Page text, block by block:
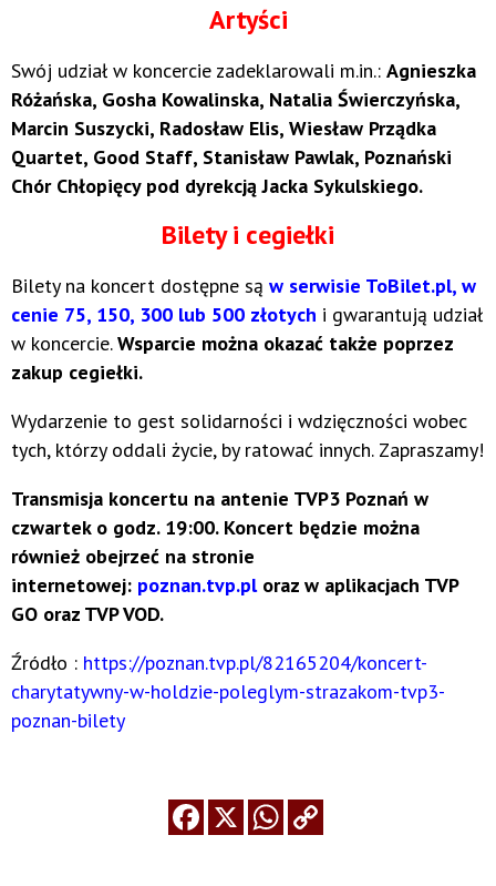
Artyści
Swój udział w koncercie zadeklarowali m.in.: Agnieszka
Różańska, Gosha Kowalinska, Natalia Świerczyńska,
Marcin Suszycki, Radosław Elis, Wiesław Prządka
Quartet, Good Staff, Stanisław Pawlak, Poznański
Chór Chłopięcy pod dyrekcją Jacka Sykulskiego.
Bilety i cegiełki
Bilety na koncert dostępne są w serwisie ToBilet.pl, w
cenie 75, 150, 300 lub 500 złotych i gwarantują udział
w koncercie.Wsparcie można okazać także poprzez
zakup cegiełki.
Wydarzenie to gest solidarności i wdzięczności wobec
tych, którzy oddali życie, by ratować innych. Zapraszamy!
Transmisja koncertu na antenie TVP3 Poznań w
czwartek o godz. 19:00. Koncert będzie można
również obejrzeć na stronie
internetowej: poznan.tvp.pl oraz w aplikacjach TVP
GO oraz TVP VOD.
Źródło : https://poznan.tvp.pl/82165204/koncert-
charytatywny-w-holdzie-poleglym-strazakom-tvp3-
poznan-bilety